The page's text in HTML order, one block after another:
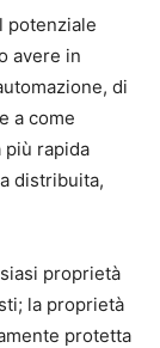
potenziale
avere in
di
a come
rapida
distribuita,
proprietà
la proprietà
protetta